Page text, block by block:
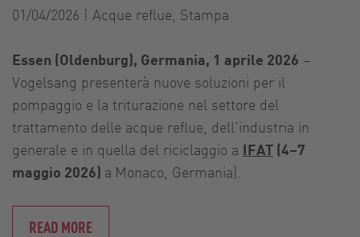
01/04/2026 | Acque reflue, Stampa
Essen (Oldenburg), Germania, 1 aprile 2026 –
Vogelsang presenterà nuove soluzioni per il
pompaggio e la triturazione nel settore del
trattamento delle acque reflue, dell’industria in
generale e in quella del riciclaggio a IFAT (4–7
maggio 2026) a Monaco, Germania).
READ MORE